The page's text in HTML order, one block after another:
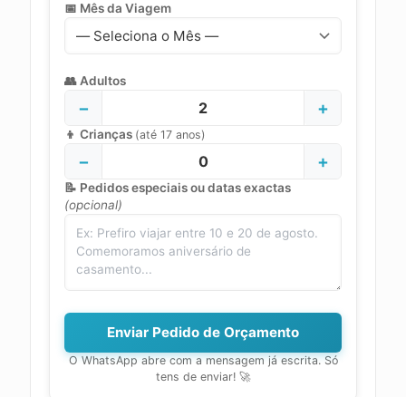
📅 Mês da Viagem
👥 Adultos
− 2 +
👦 Crianças (até 17 anos)
− 0 +
📝 Pedidos especiais ou datas exactas
(opcional)
Enviar Pedido de Orçamento
O WhatsApp abre com a mensagem já escrita. Só
tens de enviar! 🚀